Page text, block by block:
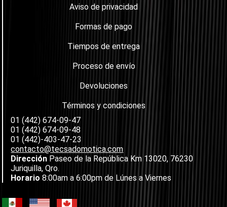
Aviso de privacidad
Formas de pago
Tiempos de entrega
Proceso de envío
Devoluciones
Términos y condiciones
01 (442) 674-09-47
01 (442) 674-09-48
01 (442)-403-47-23
contacto@tecsadomotica.com
Dirección Paseo de la República Km 13020, 76230
Juriquilla, Qro.
Horario 8:00am a 6:00pm de Lúnes a Viernes